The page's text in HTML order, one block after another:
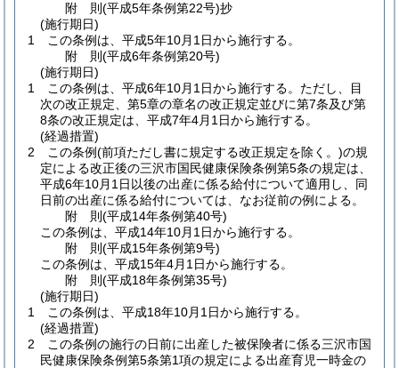
附 則(平成5年条例第22号)抄
(施行期日)
1
この条例は、平成5年10月1日から施行する。
附 則(平成6年条例第20号)
(施行期日)
1
この条例は、平成6年10月1日から施行する。 ただし、目
次の改正規定、第5章の章名の改正規定並びに第7条及び第
8条の改正規定は、平成7年4月1日から施行する。
(経過措置)
2
この条例(前項ただし書に規定する改正規定を除く。)の規
定による改正後の三沢市国民健康保険条例第5条の規定は、
平成6年10月1日以後の出産に係る給付について適用し、同
日前の出産に係る給付については、なお従前の例による。
附 則(平成14年条例第40号)
この条例は、平成14年10月1日から施行する。
附 則(平成15年条例第9号)
この条例は、平成15年4月1日から施行する。
附 則(平成18年条例第35号)
(施行期日)
1
この条例は、平成18年10月1日から施行する。
(経過措置)
2
この条例の施行の日前に出産した被保険者に係る三沢市国
民健康保険条例第5条第1項の規定による出産育児一時金の